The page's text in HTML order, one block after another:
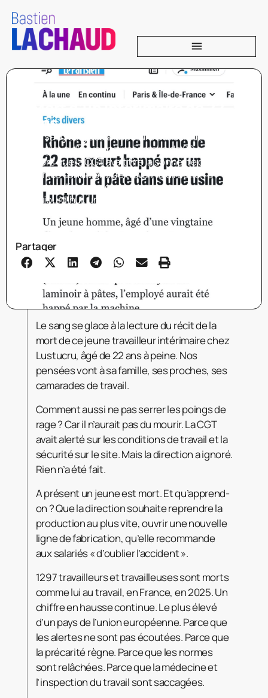
ans
Le sang se glace à la lecture du récit de la mort
tragique d’un jeune intérimaire de 22 ans.
Alors que la CGT avait tiré la sonnette d’alarme
sur les conditions de travail, la direction a
choisi d’ignorer les avertissements.
Aujourd’hui, un jeune homme est mort, et la
Partager
Le sang se glace à la lecture du récit de la
mort de ce jeune travailleur intérimaire chez
Lustucru, âgé de 22 ans à peine. Nos
pensées vont à sa famille, ses proches, ses
camarades de travail.
Comment aussi ne pas serrer les poings de
rage ? Car il n’aurait pas du mourir. La CGT
avait alerté sur les conditions de travail et la
sécurité sur le site. Mais la direction a ignoré.
Rien n’a été fait.
A présent un jeune est mort. Et qu’apprend-
on ? Que la direction souhaite reprendre la
production au plus vite, ouvrir une nouvelle
ligne de fabrication, qu’elle recommande
aux salariés « d’oublier l’accident ».
1297 travailleurs et travailleuses sont morts
comme lui au travail, en France, en 2025. Un
chiffre en hausse continue. Le plus élevé
d’un pays de l’union européenne. Parce que
les alertes ne sont pas écoutées. Parce que
la précarité règne. Parce que les normes
sont relâchées. Parce que la médecine et
l’inspection du travail sont saccagées.